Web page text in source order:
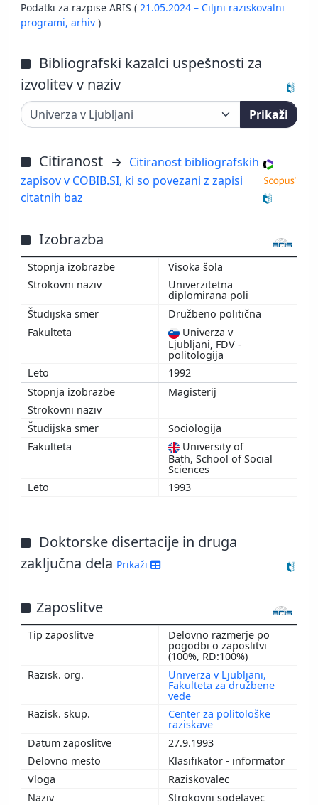
Podatki za razpise ARIS ( 21.05.2024 – Ciljni raziskovalni
programi, arhiv )
Bibliografski kazalci uspešnosti za
izvolitev v naziv
Prikaži
Citiranost
Citiranost bibliografskih
zapisov v COBIB.SI, ki so povezani z zapisi
citatnih baz
Izobrazba
Visoka šola
Univerzitetna
diplomirana poli
Družbeno politična
Univerza v
Ljubljani, FDV -
politologija
1992
Magisterij
Sociologija
University of
Bath, School of Social
Sciences
1993
Doktorske disertacije in druga
zaključna dela Prikaži
Zaposlitve
Delovno razmerje po
pogodbi o zaposlitvi
(100%, RD:100%)
Univerza v Ljubljani,
Fakulteta za družbene
vede
Center za politološke
raziskave
27.9.1993
Klasifikator - informator
Raziskovalec
Strokovni sodelavec